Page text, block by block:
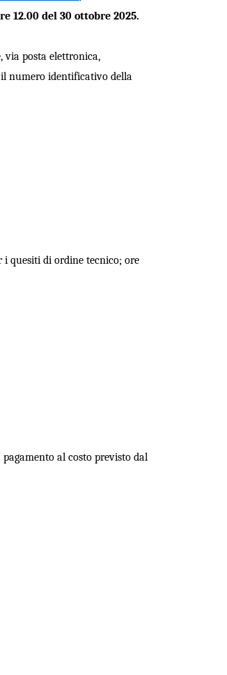
12.00 del 30 ottobre 2025.
via posta elettronica,
il numero identificativo della
i quesiti di ordine tecnico; ore
pagamento al costo previsto dal